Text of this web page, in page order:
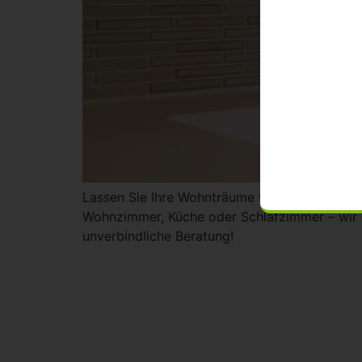
Lassen Sie Ihre Wohnträume wahr werden!
Wohnzimmer, Küche oder Schlafzimmer –
unverbindliche Beratung!